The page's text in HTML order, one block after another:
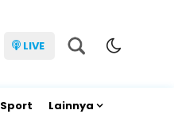
LIVE
Sport Lainnya